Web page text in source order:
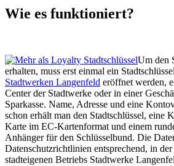
Wie es funktioniert?
Um den
erhalten, muss erst einmal ein
Stadtwerken Langenfeld eröffnet werden,
Center der Stadtwerke oder in einer
Sparkasse. Name, Adresse und eine
schon erhält man den Stadtschlüssel, eine
Karte im EC-Kartenformat und einem
Anhänger für den Schlüsselbund. Die
Datenschutzrichtlinien entsprechend, in
stadteigenen Betriebs Stadtwerke